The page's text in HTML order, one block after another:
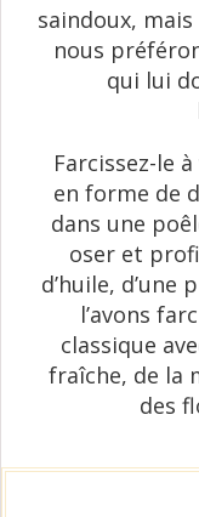
saindoux,
nous
qui lui
Farcissez-le
en forme de
dans une
oser et
d’huile, d’une
l’avons
classique
fraîche, de la
des